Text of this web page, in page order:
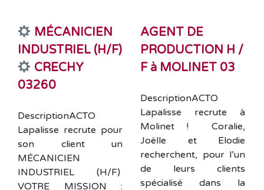
MÉCANICIEN
INDUSTRIEL (H/F)
CRECHY
03260
DescriptionACTO
Lapalisse recrute pour
son client un
MÉCANICIEN
INDUSTRIEL (H/F)
VOTRE MISSION :
AGENT DE
PRODUCTION H /
F à MOLINET 03
DescriptionACTO
Lapalisse recrute à
Molinet ! Coralie,
Joëlle et Elodie
recherchent, pour l’un
de leurs clients
spécialisé dans la